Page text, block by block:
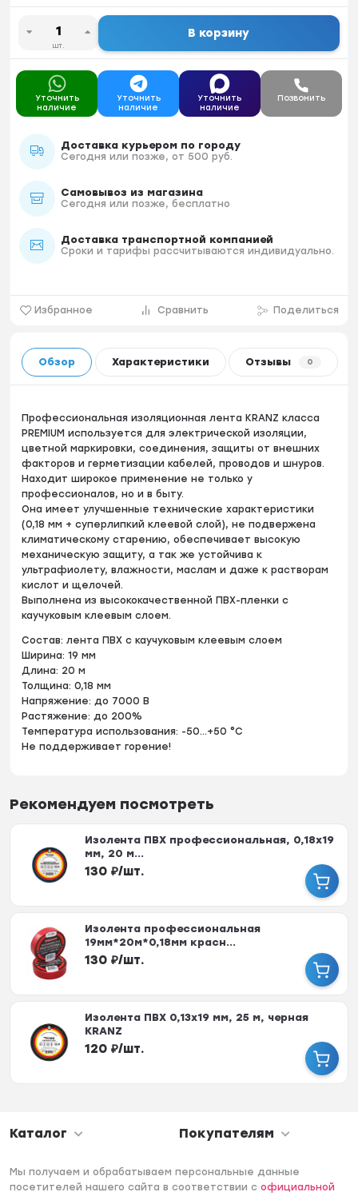
шт.
В корзину
Уточнить
наличие
Уточнить
наличие
Уточнить
наличие
Позвонить
Доставка курьером по городу
Сегодня или позже, от 500 руб.
Самовывоз из магазина
Сегодня или позже, бесплатно
Доставка транспортной компанией
Сроки и тарифы рассчитываются индивидуально.
Избранное Сравнить Поделиться
Обзор Характеристики Отзывы 0
Профессиональная изоляционная лента KRANZ класса
PREMIUM используется для электрической изоляции,
цветной маркировки, соединения, защиты от внешних
факторов и герметизации кабелей, проводов и шнуров.
Находит широкое применение не только у
профессионалов, но и в быту.
Она имеет улучшенные технические характеристики
(0,18 мм + суперлипкий клеевой слой), не подвержена
климатическому старению, обеспечивает высокую
механическую защиту, а так же устойчива к
ультрафиолету, влажности, маслам и даже к растворам
кислот и щелочей.
Выполнена из высококачественной ПВХ-пленки с
каучуковым клеевым слоем.
Состав: лента ПВХ с каучуковым клеевым слоем
Ширина: 19 мм
Длина: 20 м
Толщина: 0,18 мм
Напряжение: до 7000 В
Растяжение: до 200%
Температура использования: -50...+50 °С
Не поддерживает горение!
Рекомендуем посмотреть
Изолента ПВХ профессиональная, 0,18х19
мм, 20 м...
130 ₽/шт.
Изолента профессиональная
19мм*20м*0,18мм красн...
130 ₽/шт.
Изолента ПВХ 0,13х19 мм, 25 м, черная
KRANZ
120 ₽/шт.
Каталог Покупателям
Мы получаем и обрабатываем персональные данные
посетителей нашего сайта в соответствии софициальной